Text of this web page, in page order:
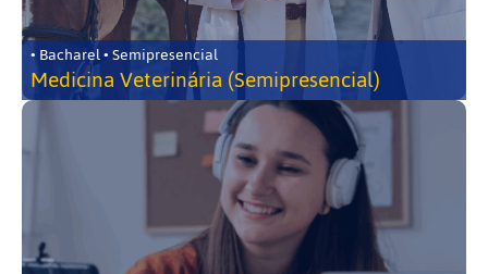
• Bacharel • Semipresencial
Medicina Veterinária (Semipresencial)